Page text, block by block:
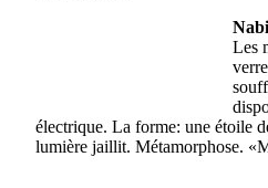
Les
électrique. La forme: une étoile
lumière jaillit. Métamorphose.